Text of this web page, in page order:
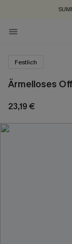
ZUM
Festlich
Ärmelloses
23,19 €